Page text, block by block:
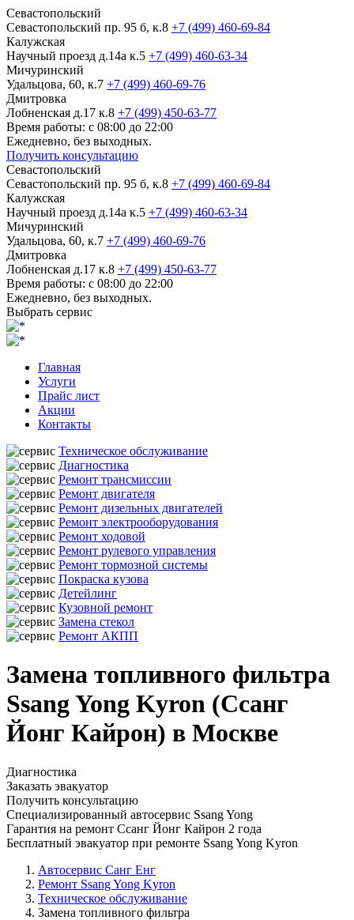
Севастопольский
Севастопольский пр. 95 б, к.8 +7 (499) 460-69-84
Калужская
Научный проезд д.14а к.5 +7 (499) 460-63-34
Мичуринский
Удальцова, 60, к.7 +7 (499) 460-69-76
Дмитровка
Лобненская д.17 к.8 +7 (499) 450-63-77
Время работы: с 08:00 до 22:00
Ежедневно, без выходных.
Получить консультацию
Севастопольский
Севастопольский пр. 95 б, к.8 +7 (499) 460-69-84
Калужская
Научный проезд д.14а к.5 +7 (499) 460-63-34
Мичуринский
Удальцова, 60, к.7 +7 (499) 460-69-76
Дмитровка
Лобненская д.17 к.8 +7 (499) 450-63-77
Время работы: с 08:00 до 22:00
Ежедневно, без выходных.
Выбрать сервис
Главная
Услуги
Прайс лист
Акции
Контакты
Техническое обслуживание
Диагностика
Ремонт трансмиссии
Ремонт двигателя
Ремонт дизельных двигателей
Ремонт электрооборудования
Ремонт ходовой
Ремонт рулевого управления
Ремонт тормозной системы
Покраска кузова
Детейлинг
Кузовной ремонт
Замена стекол
Ремонт АКПП
Замена топливного фильтра
Ssang Yong Kyron (Ссанг
Йонг Кайрон) в Москве
Диагностика
Заказать эвакуатор
Получить консультацию
Специализированный автосервис Ssang Yong
Гарантия на ремонт Ссанг Йонг Кайрон 2 года
Бесплатный эвакуатор при ремонте Ssang Yong Kyron
Автосервис Санг Енг
Ремонт Ssang Yong Kyron
Техническое обслуживание
Замена топливного фильтра